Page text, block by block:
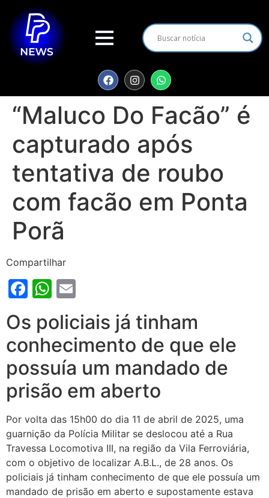
“Maluco Do Facão” é
capturado após
tentativa de roubo
com facão em Ponta
Porã
Compartilhar
Facebook
WhatsApp
Os policiais já tinham
conhecimento de que ele
possuía um mandado de
prisão em aberto
Por volta das 15h00 do dia 11 de abril de 2025, uma
guarnição da Polícia Militar se deslocou até a Rua
Travessa Locomotiva III, na região da Vila Ferroviária,
com o objetivo de localizar A.B.L., de 28 anos. Os
policiais já tinham conhecimento de que ele possuía um
mandado de prisão em aberto e supostamente estava